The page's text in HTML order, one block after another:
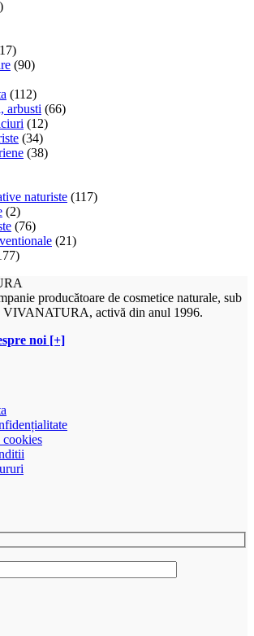
(90)
(112)
arbusti (66)
(12)
(34)
(38)
naturiste (117)
(2)
(76)
(21)
producătoare de cosmetice naturale, sub
VIVANATURA, activă din anul 1996.
noi [+]